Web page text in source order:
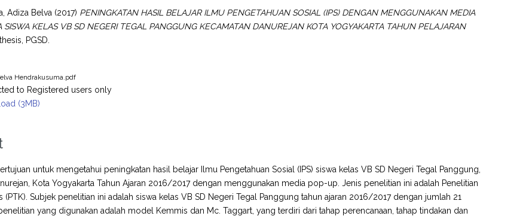
Adiza Belva (2017) PENINGKATAN HASIL BELAJAR ILMU PENGETAHUAN SOSIAL (IPS) DENGAN MENGGUNAKAN MEDIA
SISWA KELAS VB SD NEGERI TEGAL PANGGUNG KECAMATAN DANUREJAN KOTA YOGYAKARTA TAHUN PELAJARAN
PGSD.
Hendrakusuma.pdf
to Registered users only
(3MB)
untuk mengetahui peningkatan hasil belajar Ilmu Pengetahuan Sosial (IPS) siswa kelas VB SD Negeri Tegal Panggung,
Kota Yogyakarta Tahun Ajaran 2016/2017 dengan menggunakan media pop-up. Jenis penelitian ini adalah Penelitian
(PTK). Subjek penelitian ini adalah siswa kelas VB SD Negeri Tegal Panggung tahun ajaran 2016/2017 dengan jumlah 21
yang digunakan adalah model Kemmis dan Mc. Taggart, yang terdiri dari tahap perencanaan, tahap tindakan dan